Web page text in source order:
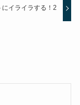
にイライラする！2